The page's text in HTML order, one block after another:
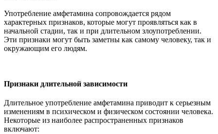
Употребление амфетамина сопровождается рядом
характерных признаков, которые могут проявляться как в
начальной стадии, так и при длительном злоупотреблении.
Эти признаки могут быть заметны как самому человеку, так и
окружающим его людям.
Признаки длительной зависимости
Длительное употребление амфетамина приводит к серьезным
изменениям в психическом и физическом состоянии человека.
Некоторые из наиболее распространенных признаков
включают: